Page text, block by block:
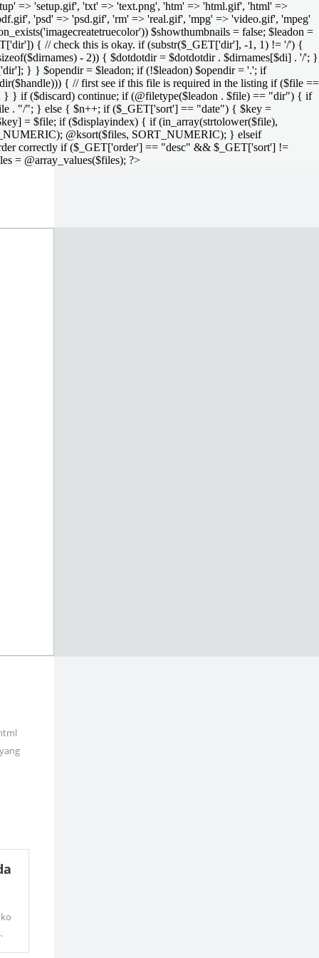
=> 'setup.gif', 'txt' => 'text.png', 'htm' => 'html.gif', 'html' =>
'psd' => 'psd.gif', 'rm' => 'real.gif', 'mpg' => 'video.gif', 'mpeg'
$showthumbnails = false; $leadon =
{ // check this is okay. if (substr($_GET['dir'], -1, 1) != '/') {
- 2)) { $dotdotdir = $dotdotdir . $dirnames[$di] . '/'; }
} } $opendir = $leadon; if (!$leadon) $opendir = '.'; if
{ // first see if this file is required in the listing if ($file ==
} } if ($discard) continue; if (@filetype($leadon . $file) == "dir") { if
. "/"; } else { $n++; if ($_GET['sort'] == "date") { $key =
= $file; if ($displayindex) { if (in_array(strtolower($file),
@ksort($files, SORT_NUMERIC); } elseif
correctly if ($_GET['order'] == "desc" && $_GET['sort'] !=
= @array_values($files); ?>
.